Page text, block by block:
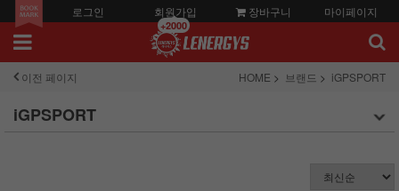
로그인 회원가입
+2000
장바구니 마이페이지
이전 페이지 HOME 브랜드 iGPSPORT
iGPSPORT